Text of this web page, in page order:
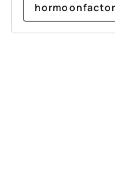
hormoonfactor